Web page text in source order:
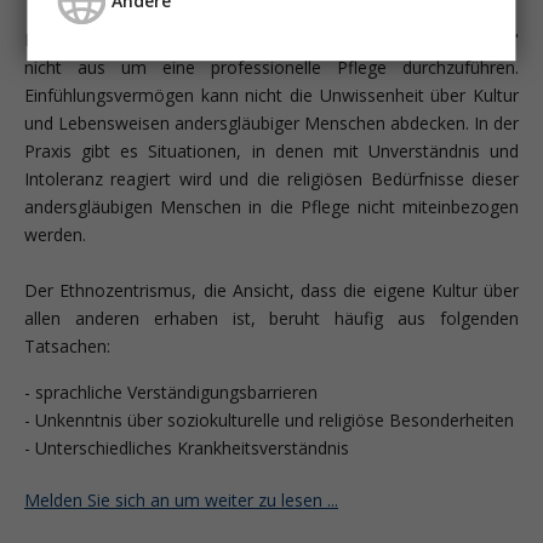
Meiner Ansicht nach reicht aber "viel Einfühlungsvermögen"
nicht aus um eine professionelle Pflege durchzuführen.
Einfühlungsvermögen kann nicht die Unwissenheit über Kultur
und Lebensweisen andersgläubiger Menschen abdecken. In der
Praxis gibt es Situationen, in denen mit Unverständnis und
Intoleranz reagiert wird und die religiösen Bedürfnisse dieser
andersgläubigen Menschen in die Pflege nicht miteinbezogen
werden.
Der Ethnozentrismus, die Ansicht, dass die eigene Kultur über
allen anderen erhaben ist, beruht häufig aus folgenden
Tatsachen:
- sprachliche Verständigungsbarrieren
- Unkenntnis über soziokulturelle und religiöse Besonderheiten
- Unterschiedliches Krankheitsverständnis
Melden Sie sich an um weiter zu lesen ...